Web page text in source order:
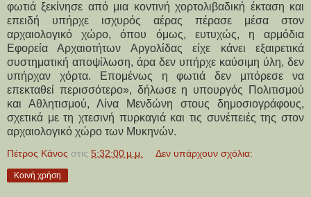
φωτιά ξεκίνησε από μια κοντινή χορτολιβαδική έκταση και
επειδή υπήρχε ισχυρός αέρας πέρασε μέσα στον
αρχαιολογικό χώρο, όπου όμως, ευτυχώς, η αρμόδια
Εφορεία Αρχαιοτήτων Αργολίδας είχε κάνει εξαιρετικά
συστηματική αποψίλωση, άρα δεν υπήρχε καύσιμη ύλη, δεν
υπήρχαν χόρτα. Επομένως η φωτιά δεν μπόρεσε να
επεκταθεί περισσότερο», δήλωσε η υπουργός Πολιτισμού
και Αθλητισμού, Λίνα Μενδώνη στους δημοσιογράφους,
σχετικά με τη χτεσινή πυρκαγιά και τις συνέπειές της στον
αρχαιολογικό χώρο των Μυκηνών.
Πέτρος Κάνος στις 5:32:00 μ.μ. Δεν υπάρχουν σχόλια:
Κοινή χρήση